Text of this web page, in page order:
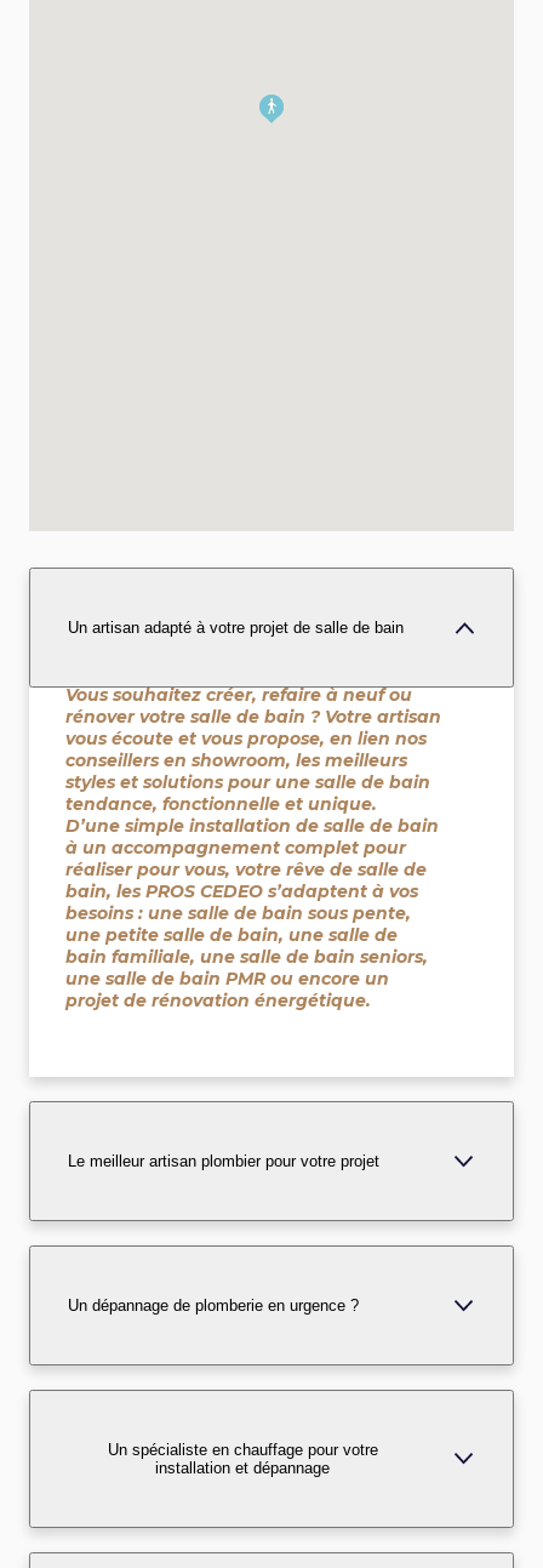
Un artisan adapté à votre projet de salle de bain
Vous souhaitez créer, refaire à neuf ou
rénover votre salle de bain ? Votre artisan
vous écoute et vous propose, en lien nos
conseillers en showroom, les meilleurs
styles et solutions pour une salle de bain
tendance, fonctionnelle et unique.
D’une simple installation de salle de bain
à un accompagnement complet pour
réaliser pour vous, votre rêve de salle de
bain, les PROS CEDEO s’adaptent à vos
besoins : une salle de bain sous pente,
une petite salle de bain, une salle de
bain familiale, une salle de bain seniors,
une salle de bain PMR ou encore un
projet de rénovation énergétique.
Le meilleur artisan plombier pour votre projet
Un dépannage de plomberie en urgence ?
Un spécialiste en chauffage pour votre
installation et dépannage